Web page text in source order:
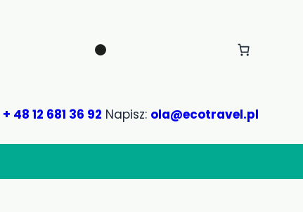
+ 48 12 681 36 92 Napisz: ola@ecotravel.pl